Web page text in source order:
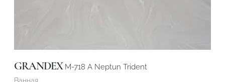
GRANDEX M-718 А Neptun Trident